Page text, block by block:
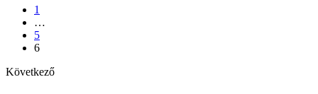
1
…
5
6
Következő